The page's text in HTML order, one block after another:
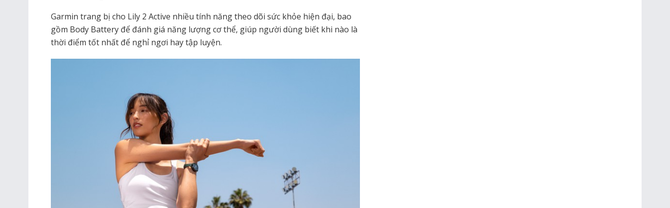
Garmin trang bị cho Lily 2 Active nhiều tính năng theo dõi sức khỏe hiện đại, bao
gồm Body Battery để đánh giá năng lượng cơ thể, giúp người dùng biết khi nào là
thời điểm tốt nhất để nghỉ ngơi hay tập luyện.